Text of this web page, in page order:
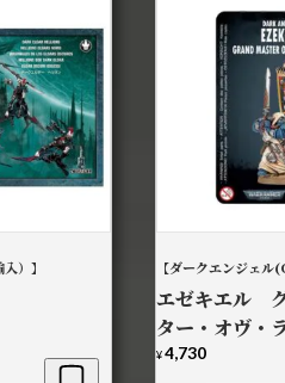
）】 【ダークエンジェル
エゼキエル
ター・オヴ・
¥4,730